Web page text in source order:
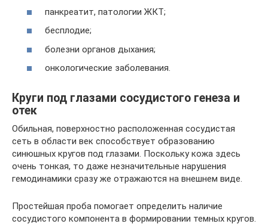
панкреатит, патологии ЖКТ;
бесплодие;
болезни органов дыхания;
онкологические заболевания.
Круги под глазами сосудистого генеза и
отек
Обильная, поверхностно расположенная сосудистая
сеть в области век способствует образованию
синюшных кругов под глазами. Поскольку кожа здесь
очень тонкая, то даже незначительные нарушения
гемодинамики сразу же отражаются на внешнем виде.
Простейшая проба помогает определить наличие
сосудистого компонента в формировании темных кругов.